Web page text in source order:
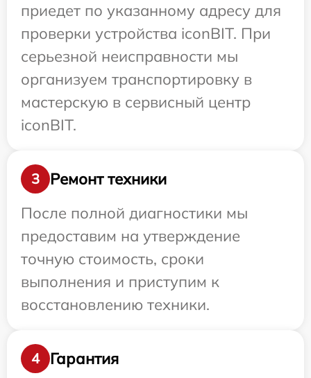
приедет по указанному адресу для
проверки устройства iconBIT. При
серьезной неисправности мы
организуем транспортировку в
мастерскую в сервисный центр
iconBIT.
3
Ремонт техники
После полной диагностики мы
предоставим на утверждение
точную стоимость, сроки
выполнения и приступим к
восстановлению техники.
4 Гарантия